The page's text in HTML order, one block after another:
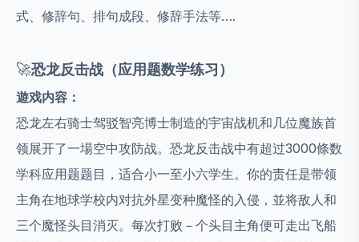
式、修辞句、排句成段、修辞手法等….
🚀恐龙反击战（应用题数学练习）
遊戏内容：
恐龙左右骑士驾驳智亮博士制造的宇宙战机和几位魔族首
领展开了一場空中攻防战。恐龙反击战中有超过3000條数
学科应用题题目，适合小一至小六学生。你的责任是带领
主角在地球学校内对抗外星变种魔怪的入侵，並将敌人和
三个魔怪头目消灭。每次打败－个头目主角便可走出飞船